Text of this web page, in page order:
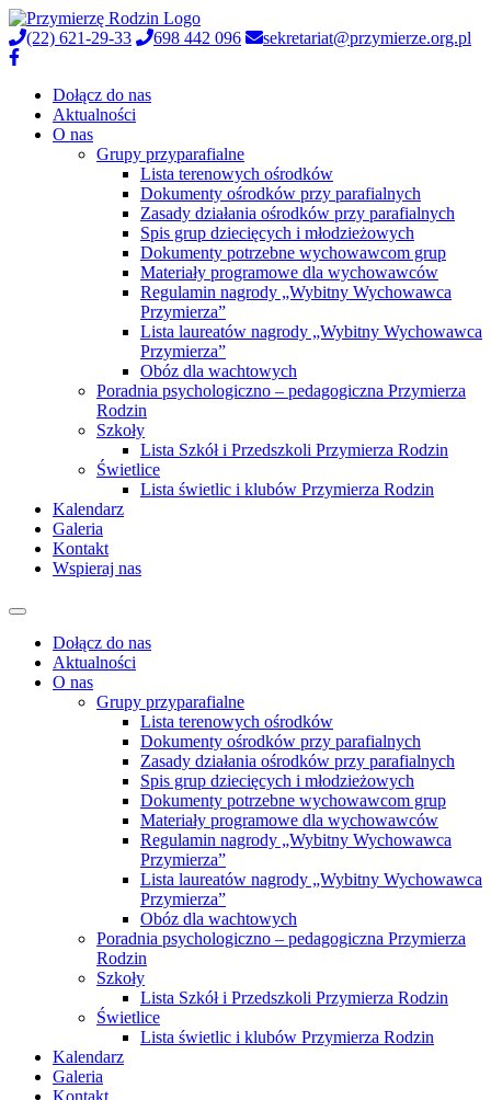
(22) 621-29-33 698 442 096 sekretariat@przymierze.org.pl
Dołącz do nas
Aktualności
O nas
Grupy przyparafialne
Lista terenowych ośrodków
Dokumenty ośrodków przy parafialnych
Zasady działania ośrodków przy parafialnych
Spis grup dziecięcych i młodzieżowych
Dokumenty potrzebne wychowawcom grup
Materiały programowe dla wychowawców
Regulamin nagrody „Wybitny Wychowawca
Przymierza”
Lista laureatów nagrody „Wybitny Wychowawca
Przymierza”
Obóz dla wachtowych
Poradnia psychologiczno – pedagogiczna Przymierza
Rodzin
Szkoły
Lista Szkół i Przedszkoli Przymierza Rodzin
Świetlice
Lista świetlic i klubów Przymierza Rodzin
Kalendarz
Galeria
Kontakt
Wspieraj nas
Dołącz do nas
Aktualności
O nas
Grupy przyparafialne
Lista terenowych ośrodków
Dokumenty ośrodków przy parafialnych
Zasady działania ośrodków przy parafialnych
Spis grup dziecięcych i młodzieżowych
Dokumenty potrzebne wychowawcom grup
Materiały programowe dla wychowawców
Regulamin nagrody „Wybitny Wychowawca
Przymierza”
Lista laureatów nagrody „Wybitny Wychowawca
Przymierza”
Obóz dla wachtowych
Poradnia psychologiczno – pedagogiczna Przymierza
Rodzin
Szkoły
Lista Szkół i Przedszkoli Przymierza Rodzin
Świetlice
Lista świetlic i klubów Przymierza Rodzin
Kalendarz
Galeria
Kontakt